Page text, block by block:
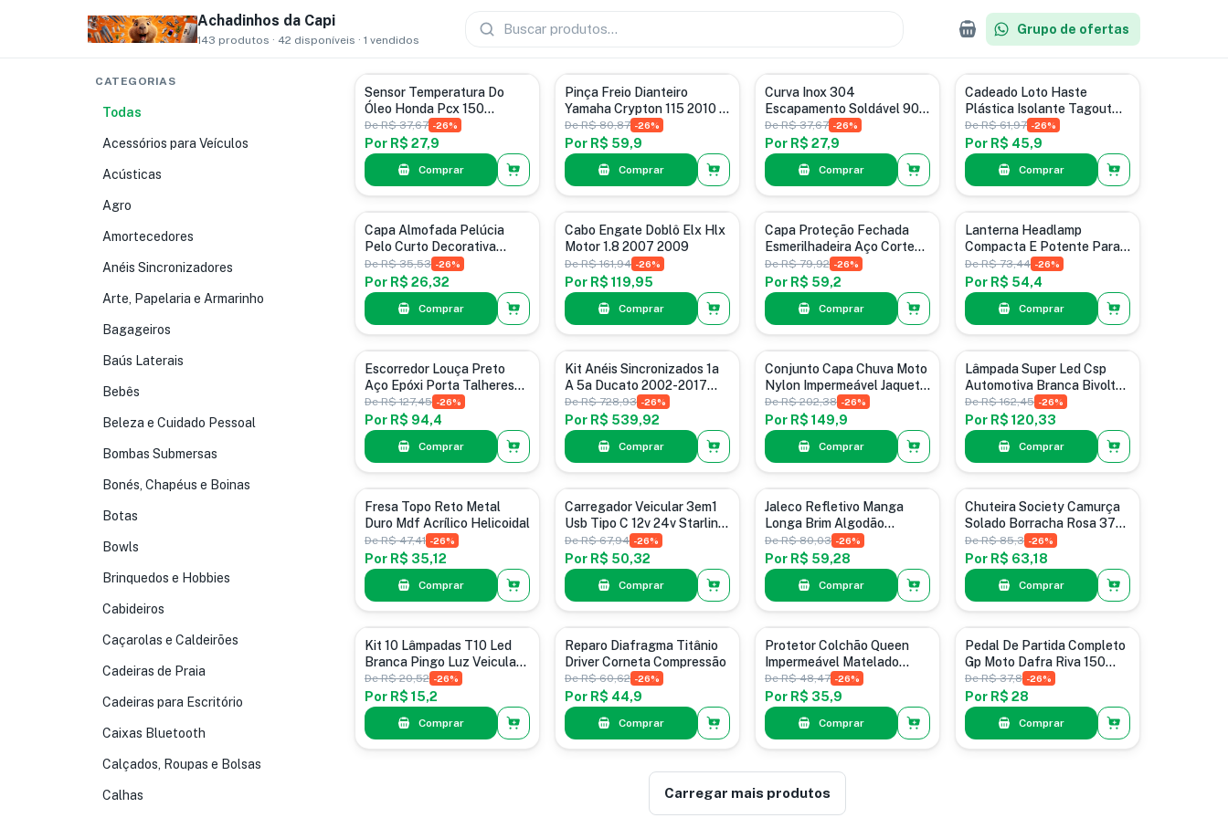
Achadinhos da Capi
143 produtos · 42 disponíveis · 1 vendidos
Grupo de ofertas
CATEGORIAS
Todas
Acessórios para Veículos
Acústicas
Agro
Amortecedores
Anéis Sincronizadores
Arte, Papelaria e Armarinho
Bagageiros
Baús Laterais
Bebês
Beleza e Cuidado Pessoal
Bombas Submersas
Bonés, Chapéus e Boinas
Botas
Bowls
Brinquedos e Hobbies
Cabideiros
Caçarolas e Caldeirões
Cadeiras de Praia
Cadeiras para Escritório
Caixas Bluetooth
Calçados, Roupas e Bolsas
Calhas
Sensor de Temperatura
Sensor Temperatura Do
Óleo Honda Pcx 150
Pcx150 2014 A 2022
DeR$ 37,67 -26%
Por R$ 27,9
Comprar
Pinças de Freios
Pinça Freio Dianteiro
Yamaha Crypton 115 2010 A
2016
DeR$ 80,87 -26%
Por R$ 59,9
Comprar
Acessórios para Veículos
Curva Inox 304
Escapamento Soldável 90
Graus
DeR$ 37,67 -26%
Por R$ 27,9
Comprar
Casa, Móveis e Decoração
Cadeado Loto Haste
Plástica Isolante Tagout
Amarelo
DeR$ 61,97 -26%
Por R$ 45,9
Comprar
Casa, Móveis e Decoração
Capa Almofada Pelúcia
Pelo Curto Decorativa
Vermelha Vermelho
Vermelho
DeR$ 35,53 -26%
Por R$ 26,32
Comprar
Acessórios para Veículos
Cabo Engate Doblô Elx Hlx
Motor 1.8 2007 2009
DeR$ 161,94 -26%
Por R$ 119,95
Comprar
Acessórios para Veículos
Capa Proteção Fechada
Esmerilhadeira Aço Corte
Seguro
DeR$ 79,92 -26%
Por R$ 59,2
Comprar
Lanternas
Lanterna Headlamp
Compacta E Potente Para
Iluminação Branco Preto
DeR$ 73,44 -26%
Por R$ 54,4
Comprar
Escorredores de Louça
Escorredor Louça Preto
Aço Epóxi Porta Talheres
Preto
DeR$ 127,45 -26%
Por R$ 94,4
Comprar
Anéis Sincronizadores
Kit Anéis Sincronizados 1a
A 5a Ducato 2002-2017
Macaquinho
DeR$ 728,93 -26%
Por R$ 539,92
Comprar
Acessórios para Veículos
Conjunto Capa Chuva Moto
Nylon Impermeável Jaqueta
Verde/preto P
DeR$ 202,38 -26%
Por R$ 149,9
Comprar
Lâmpadas de Led
Lâmpada Super Led Csp
Automotiva Branca Bivolt
H27
DeR$ 162,45 -26%
Por R$ 120,33
Comprar
Fresas
Fresa Topo Reto Metal
Duro Mdf Acrílico Helicoidal
DeR$ 47,41 -26%
Por R$ 35,12
Comprar
Acessórios para Veículos
Carregador Veicular 3em1
Usb Tipo C 12v 24v Starlink
Cinza-escuro
DeR$ 67,94 -26%
Por R$ 50,32
Comprar
Camisas
Jaleco Refletivo Manga
Longa Brim Algodão
Profissional Azul Listras M
DeR$ 80,03 -26%
Por R$ 59,28
Comprar
Chuteiras
Chuteira Society Camurça
Solado Borracha Rosa 37
Br
DeR$ 85,3 -26%
Por R$ 63,18
Comprar
Lâmpadas de Led
Kit 10 Lâmpadas T10 Led
Branca Pingo Luz Veicular
T10 Branco 12 Volts
DeR$ 20,52 -26%
Por R$ 15,2
Comprar
Drivers
Reparo Diafragma Titânio
Driver Corneta Compressão
DeR$ 60,62 -26%
Por R$ 44,9
Comprar
Protetores para Colchões
Protetor Colchão Queen
Impermeável Matelado
Conforto Premium Branco
Queen
DeR$ 48,47 -26%
Por R$ 35,9
Comprar
Pedais de Partida
Pedal De Partida Completo
Gp Moto Dafra Riva 150
Ano 2016
DeR$ 37,8 -26%
Por R$ 28
Comprar
Carregar mais produtos